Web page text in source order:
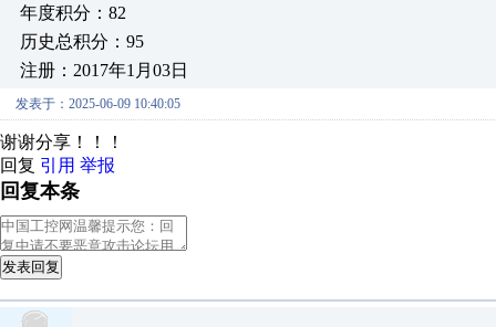
年度积分：82
历史总积分：95
注册：2017年1月03日
发表于：2025-06-09 10:40:05
谢谢分享！！！
回复 引用 举报
回复本条
发表回复